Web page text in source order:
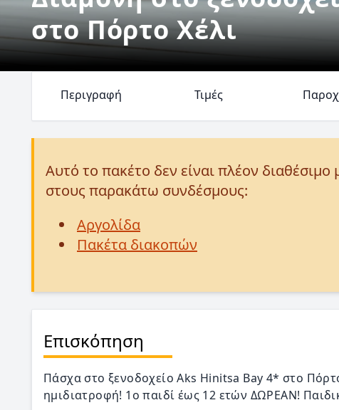
στο Πόρτο Χέλι
Περιγραφή Τιμές
Αυτό το πακέτο δεν είναι πλέον διαθέσιμο
στους παρακάτω συνδέσμους:
Αργολίδα
Πακέτα διακοπών
Επισκόπηση
Πάσχα στο ξενοδοχείο Aks Hinitsa Bay 4* στο
ημιδιατροφή! 1ο παιδί έως 12 ετών ΔΩΡΕΑΝ!